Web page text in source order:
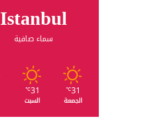
Istanbul
سماء صافية
31
℃
الجمعة
31
℃
السبت